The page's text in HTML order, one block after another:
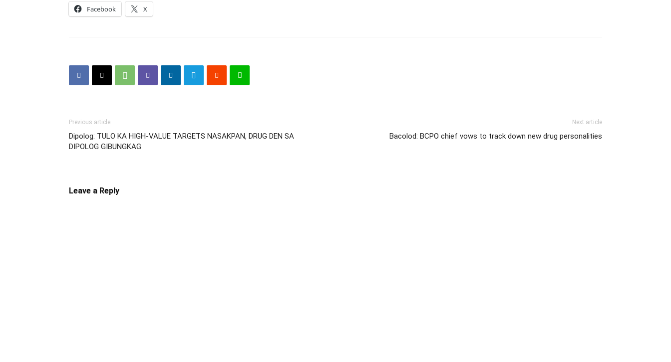
Facebook X
Previous article
Dipolog: TULO KA HIGH-VALUE TARGETS NASAKPAN, DRUG DEN SA
DIPOLOG GIBUNGKAG
Next article
Bacolod: BCPO chief vows to track down new drug personalities
Leave a Reply